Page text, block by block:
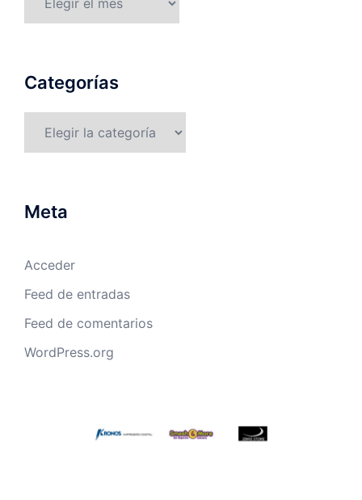
Categorías
Meta
Acceder
Feed de entradas
Feed de comentarios
WordPress.org